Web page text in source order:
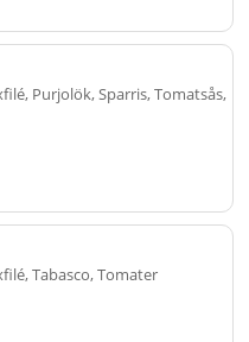
Purjolök, Sparris, Tomatsås,
Tabasco, Tomater